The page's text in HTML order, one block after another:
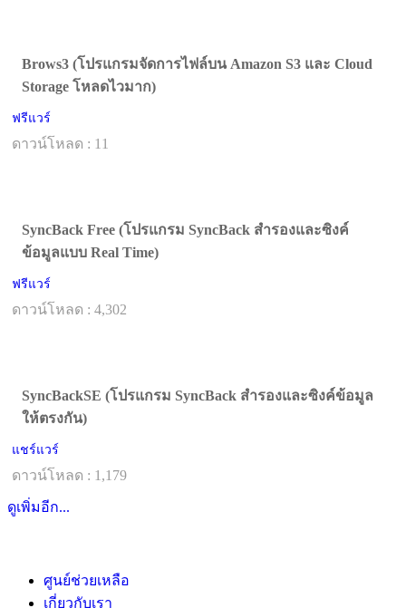
Brows3 (โปรแกรมจัดการไฟล์บน Amazon S3 และ Cloud
Storage โหลดไวมาก)
ฟรีแวร์
ดาวน์โหลด : 11
SyncBack Free (โปรแกรม SyncBack สำรองและซิงค์
ข้อมูลแบบ Real Time)
ฟรีแวร์
ดาวน์โหลด : 4,302
SyncBackSE (โปรแกรม SyncBack สำรองและซิงค์ข้อมูล
ให้ตรงกัน)
แชร์แวร์
ดาวน์โหลด : 1,179
ดูเพิ่มอีก...
ศูนย์ช่วยเหลือ
เกี่ยวกับเรา